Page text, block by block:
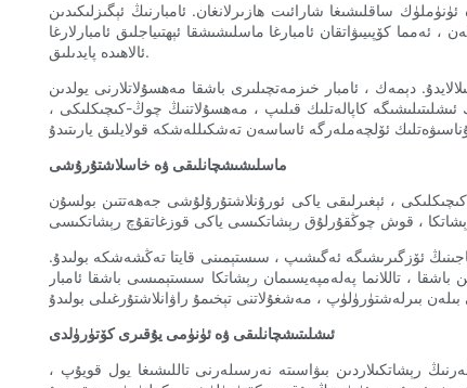
ساقلىشىغا شارائىت ھازىرلانغان. ئامبارنىڭ ئېگىزلىكىدىن
كۆپىيىۋاتقان ئامبارغا ماسلىشىشقا ئېھتىياجلىق ئامبارلارغا
ئالاھىدە پايدىلىق.
دېمەك ، ئامبار خىزمەتچىلىرى باشقا مەھسۇلاتلارنى يولدىن
ئىشلىتىلىشىگە كاپالەتلىك قىلىپ ، مەھسۇلاتنىڭ چوڭ-كىچىكلىكى ،
ماسلىشىشچانلىقى ۋە خاسلاشتۇرۇشى
، ئېغىرلىقى ياكى ئورۇنلاشتۇرۇلۇشى جەھەتتىن بولسۇن
ئۆزگىرىشىگە ئەگىشىپ ، سىستېمىنى قايتا تەڭشەشكە بولىدۇ.
، تاللانما پەلەمپەيسىمان رېشاتكا سىستېمىسى باشقا ئامبار
ئىشلىتىشچانلىقى ۋە ئۈنۈمى يۇقىرى كۆتۈرۈلدى
رېشاتكىلاردىن بىۋاسىتە نەرسىلەرنى تاللىشىغا يول قويۇپ ،